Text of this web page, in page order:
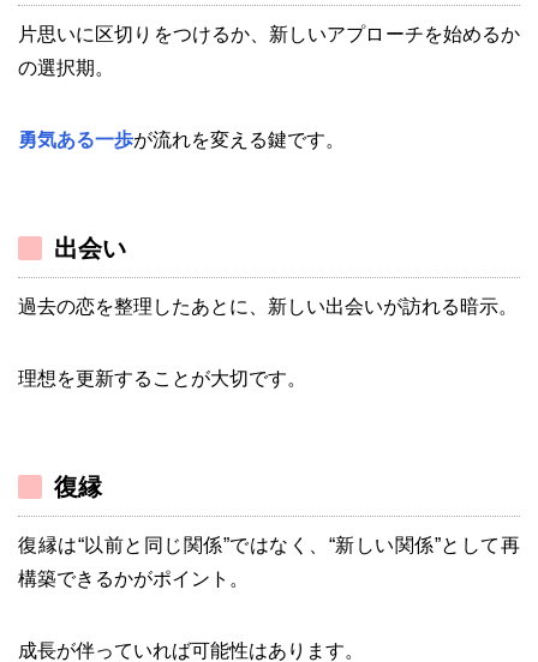
片思いに区切りをつけるか、新しいアプローチを始めるか
の選択期。
勇気ある一歩が流れを変える鍵です。
出会い
過去の恋を整理したあとに、新しい出会いが訪れる暗示。
理想を更新することが大切です。
復縁
復縁は“以前と同じ関係”ではなく、“新しい関係”として再
構築できるかがポイント。
成長が伴っていれば可能性はあります。